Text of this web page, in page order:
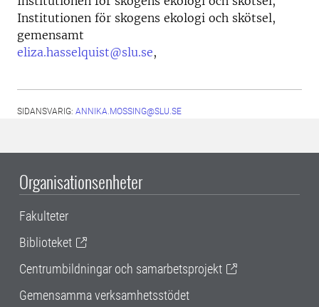
Institutionen för skogens ekologi och skötsel,
gemensamt
eliza.hasselquist@slu.se,
SIDANSVARIG: ANNIKA.MOSSING@SLU.SE
Organisationsenheter
Fakulteter
Biblioteket
Centrumbildningar och samarbetsprojekt
Gemensamma verksamhetsstödet